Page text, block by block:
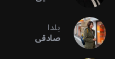
یلدا
صادقی